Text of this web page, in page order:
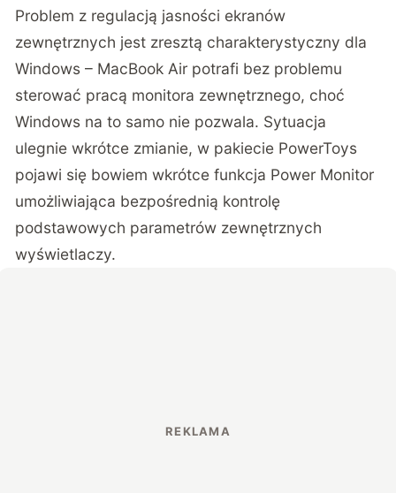
Problem z regulacją jasności ekranów
zewnętrznych jest zresztą charakterystyczny dla
Windows – MacBook Air potrafi bez problemu
sterować pracą monitora zewnętrznego, choć
Windows na to samo nie pozwala. Sytuacja
ulegnie wkrótce zmianie, w pakiecie PowerToys
pojawi się bowiem wkrótcefunkcja Power Monitor
umożliwiająca bezpośrednią kontrolę
podstawowych parametrów zewnętrznych
wyświetlaczy.